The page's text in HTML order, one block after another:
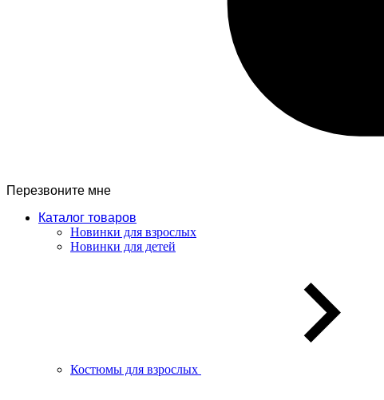
Перезвоните мне
Каталог товаров
Новинки для взрослых
Новинки для детей
Костюмы для взрослых